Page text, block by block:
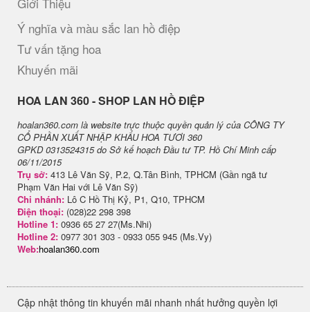
Ý nghĩa và màu sắc lan hồ điệp
Tư vấn tặng hoa
Khuyến mãi
H​OA LAN 360 - SHOP LAN HỒ ĐIỆP
hoalan360.com là website trực thuộc quyền quản lý của CÔNG TY
CỔ PHẦN XUẤT NHẬP KHẨU HOA TƯƠI 360
GPKD 0313524315 do Sở kế hoạch Đầu tư TP. Hồ Chí Minh cấp
06/11/2015
Trụ sở: 413 Lê Văn Sỹ, P.2, Q.Tân Bình, TPHCM (Gần ngã tư
Phạm Văn Hai với Lê Văn Sỹ)
Chi nhánh: Lô C Hồ Thị Kỷ, P1, Q10, TPHCM
Điện thoại: (028)22 298 398
Hotline 1: 0936 65 27 27(Ms.Nhi)
Hotline 2: 0977 301 303 - 0933 055 945 (Ms.Vy)
Web:hoalan360.com
Cập nhật thông tin khuyến mãi nhanh nhất hưởng quyền lợi